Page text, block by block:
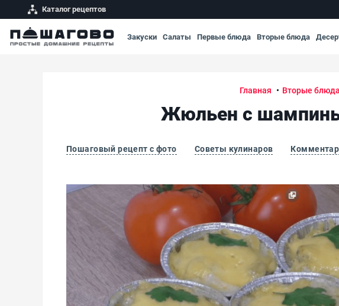
Каталог рецептов
Закуски Салаты Первые блюда Вторые блюда
Главная Вторые блюда
Жюльен с
Пошаговый рецепт с фото Советы кулинаров
Жюльен с шампиньонами и нежным куриным филе